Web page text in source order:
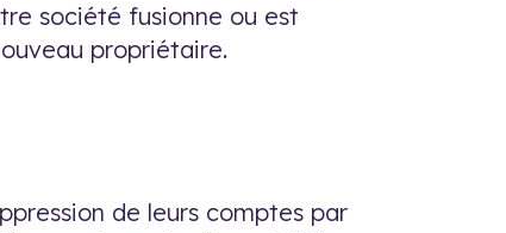
société fusionne ou est
propriétaire.
de leurs comptes par